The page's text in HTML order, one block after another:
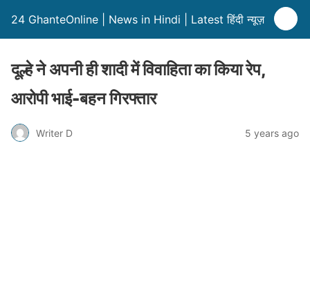
24 GhanteOnline | News in Hindi | Latest हिंदी न्यूज़
दूल्हे ने अपनी ही शादी में विवाहिता का किया रेप,
आरोपी भाई-बहन गिरफ्तार
Writer D 5 years ago